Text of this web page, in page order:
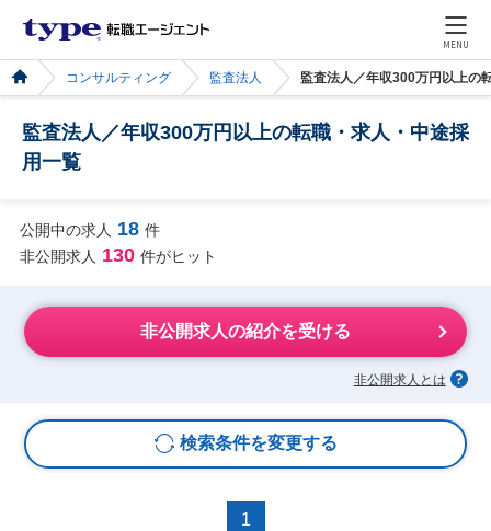
MENU
コンサルティング 監査法人 監査法人／年収300万円以上の
監査法人／年収300万円以上の転職・求人・中途採
用一覧
公開中の求人 18 件
非公開求人 130 件がヒット
非公開求人の紹介を受ける
非公開求人とは
検索条件を変更する
1